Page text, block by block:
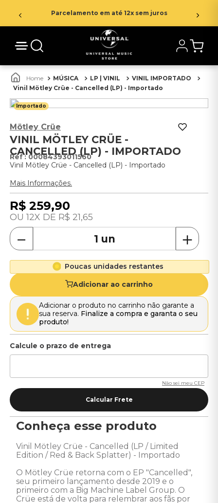
Parcelamento em até 12x sem juros
MÚSICA LP | VINIL
VINIL IMPORTADO
Vinil Mötley Crüe - Cancelled (LP) - Importado
Importado
Mötley Crüe
VINIL MÖTLEY CRÜE -
CANCELLED (LP) - IMPORTADO
:00084393011560
Vinil Mötley Crüe - Cancelled (LP) - Importado
Mais Informações.
R$ 259,90
12 R$ 21,65
＋
－
Poucas unidades restantes
Adicionar ao carrinho
Adicionar o produto no carrinho não garante a
sua reserva. Finalize a compra e garanta o seu
produto!
Não sei meu CEP
Conheça esse produto
Vinil Mötley Crüe - Cancelled (LP / Limited
Edition / Red & Back Splatter) - Importado
O Mötley Crüe retorna com o EP "Cancelled",
seu primeiro lançamento desde 2019 e o
primeiro com a Big Machine Label Group. O
Crüe está de volta para relembrar aos fãs por